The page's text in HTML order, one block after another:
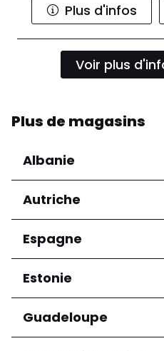
Plus d'infos
Voir plus
Plus de magasins
Albanie
Régions
Préfecture de
Autriche
Régions
Salzburg
Wien
Espagne
Régions
Andalucía
Estonie
Régions
Harju maakond
Guadeloupe